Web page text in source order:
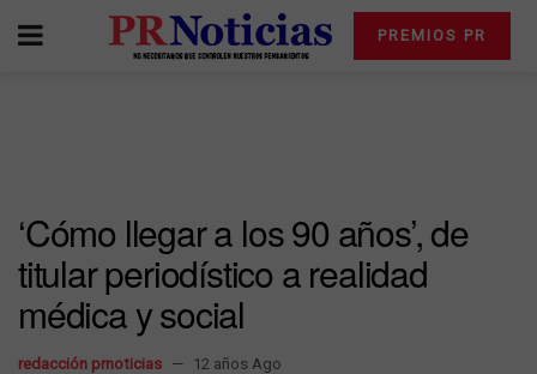
PREMIOS PR
‘Cómo llegar a los 90 años’, de
titular periodístico a realidad
médica y social
redacción prnoticias 12 años Ago